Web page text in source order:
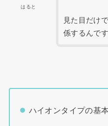
はると
見た目だけ
係するんです
ハイオンタイプの基